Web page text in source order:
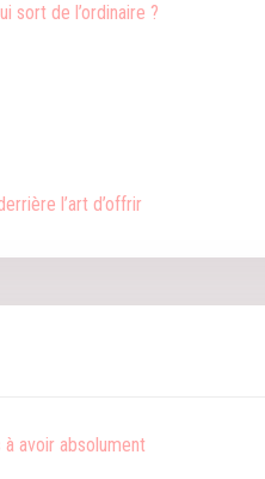
sort de l’ordinaire ?
l’art d’offrir
avoir absolument